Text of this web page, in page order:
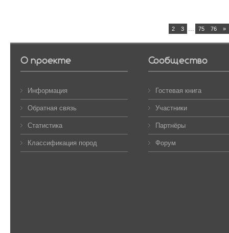
2 3 ... 75 76 »
О проекте
Информация
Обратная связь
Статистика
Классификация пород
Сообщество
Гостевая книга
Участники
Партнёры
Форум